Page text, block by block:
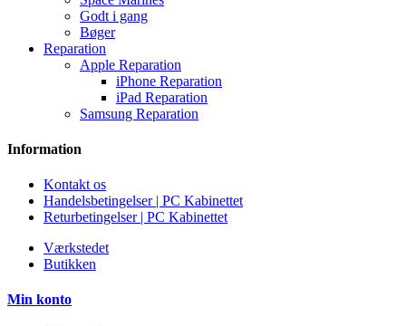
Godt i gang
Bøger
Reparation
Apple Reparation
iPhone Reparation
iPad Reparation
Samsung Reparation
Information
Kontakt os
Handelsbetingelser | PC Kabinettet
Returbetingelser | PC Kabinettet
Værkstedet
Butikken
Min konto